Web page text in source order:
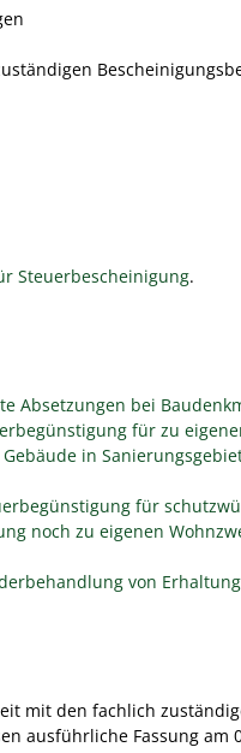
Steuerbescheinigung.
Absetzungen bei
für zu
in
für
noch zu eigenen
von
mit den fachlich
ausführliche Fassung am